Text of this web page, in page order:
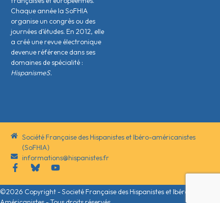
Chaque année la SoFHIA
organise un congrès ou des
journées d’études. En 2012, elle
a créé une revue électronique
devenue référence dans ses
domaines de spécialité :
HispanismeS.
Société Française des Hispanistes et Ibéro-américanistes
(SoFHIA)
informations@hispanistes.fr
©2026 Copyright - Societé Française des Hispanistes et Ibéro-